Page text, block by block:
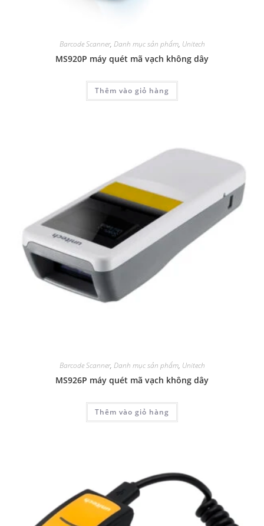
Barcode Scanner, Danh mục sản phẩm, Unitech
MS920P máy quét mã vạch không dây
Thêm vào giỏ hàng
Barcode Scanner, Danh mục sản phẩm, Unitech
MS926P máy quét mã vạch không dây
Thêm vào giỏ hàng